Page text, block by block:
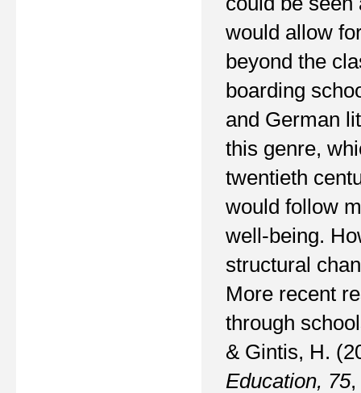
would allow
beyond the
boarding
and German
this genre,
twentieth
would follow
well-being.
structural
More recent
through
& Gintis, H. (
Education, 75,